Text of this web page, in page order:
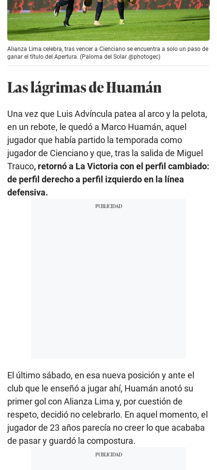
Alianza Lima celebra, tras vencer a Cienciano se encuentra a solo un paso de
ganar el título del Apertura. (Paloma del Solar @photogec)
Las lágrimas de Huamán
Una vez que Luis Advíncula patea al arco y la pelota,
en un rebote, le quedó a Marco Huamán, aquel
jugador que había partido la temporada como
jugador de Cienciano y que, tras la salida de Miguel
Trauco, retornó a La Victoria con el perfil cambiado:
de perfil derecho a perfil izquierdo en la línea
defensiva.
El último sábado, en esa nueva posición y ante el
club que le enseñó a jugar ahí, Huamán anotó su
primer gol con Alianza Lima y, por cuestión de
respeto, decidió no celebrarlo. En aquel momento, el
jugador de 23 años parecía no creer lo que acababa
de pasar y guardó la compostura.